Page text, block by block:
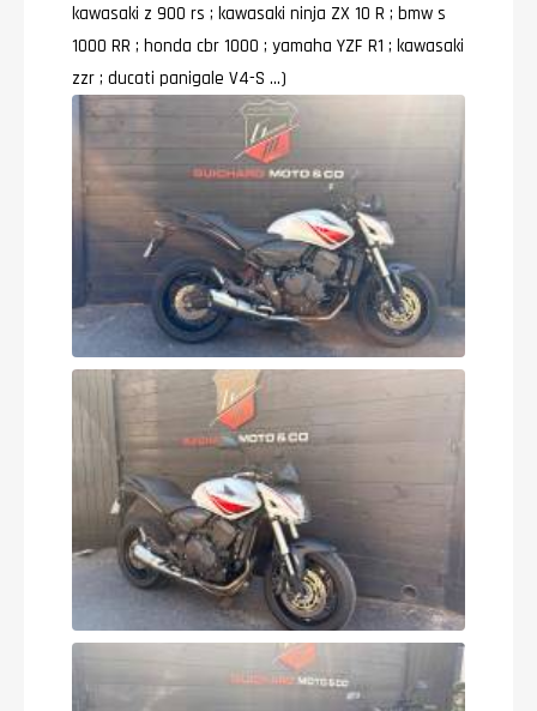
kawasaki z 900 rs ; kawasaki ninja ZX 1O R ; bmw s
1000 RR ; honda cbr 1000 ; yamaha YZF R1 ; kawasaki
zzr ; ducati panigale V4-S …)